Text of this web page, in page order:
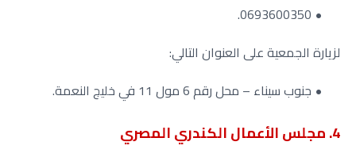
0693600350.
لزيارة الجمعية على العنوان التالي:
جنوب سيناء – محل رقم 6 مول 11 في خليج النعمة.
4. مجلس الأعمال الكندري المصري